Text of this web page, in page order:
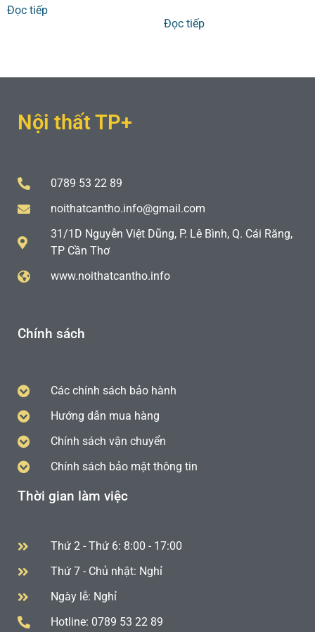
Đọc tiếp
Đọc tiếp
Nội thất TP+
0789 53 22 89
noithatcantho.info@gmail.com
31/1D Nguyễn Việt Dũng, P. Lê Bình, Q. Cái Răng,
TP Cần Thơ
www.noithatcantho.info
Chính sách
Các chính sách bảo hành
Hướng dẫn mua hàng
Chính sách vận chuyển
Chính sách bảo mật thông tin
Thời gian làm việc
Thứ 2 - Thứ 6: 8:00 - 17:00
Thứ 7 - Chủ nhật: Nghỉ
Ngày lễ: Nghỉ
Hotline: 0789 53 22 89